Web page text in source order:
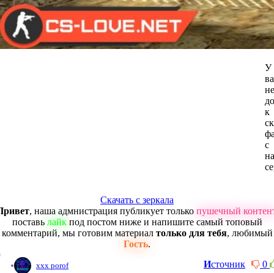
У
к
с
Скачать с зеркала
, наша адмнистрация публикует только пушечный
поставь лайкпод постом ниже и напишите самый топовый
комментарий, мы готовим материал только для тебя, любимый
Гость.
0
Источник
xxx porof